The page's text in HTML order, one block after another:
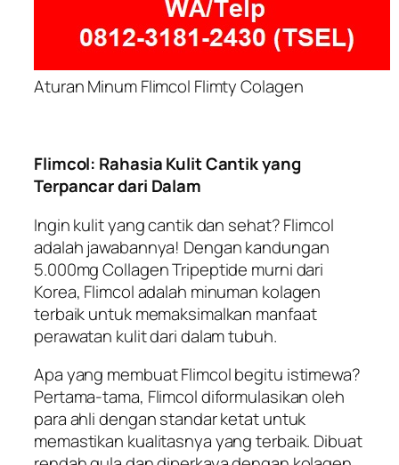
Aturan Minum Flimcol Flimty Colagen
Flimcol: Rahasia Kulit Cantik yang
Terpancar dari Dalam
Ingin kulit yang cantik dan sehat? Flimcol
adalah jawabannya! Dengan kandungan
5.000mg Collagen Tripeptide murni dari
Korea, Flimcol adalah minuman kolagen
terbaik untuk memaksimalkan manfaat
perawatan kulit dari dalam tubuh.
Apa yang membuat Flimcol begitu istimewa?
Pertama-tama, Flimcol diformulasikan oleh
para ahli dengan standar ketat untuk
memastikan kualitasnya yang terbaik. Dibuat